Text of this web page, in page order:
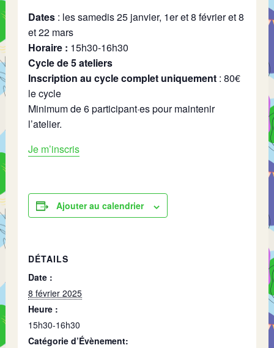
Dates : les samedis 25 janvier, 1er et 8 février et 8
et 22 mars
Horaire : 15h30-16h30
Cycle de 5 ateliers
Inscription au cycle complet uniquement : 80€
le cycle
Minimum de 6 participant·es pour maintenir
l’atelier.
Je m’inscris
Ajouter au calendrier
DÉTAILS
Date :
8 février 2025
Heure :
15h30-16h30
Catégorie d’Évènement: